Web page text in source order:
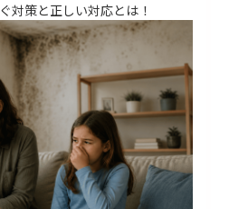
対策と正しい対応とは！